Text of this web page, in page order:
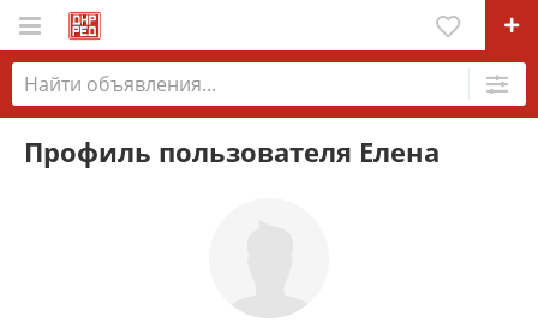
Профиль пользователя Елена